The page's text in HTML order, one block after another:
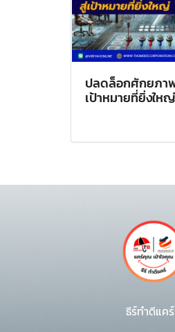
ปลดล็อกศักยภา
เป้าหมายที่ยิ่งใหญ่
ธีร์ทำดีแคร์